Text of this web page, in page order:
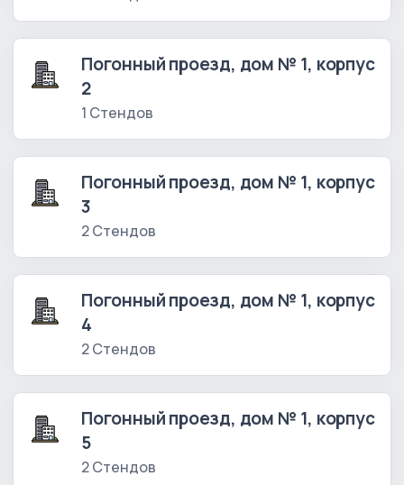
Погонный проезд, дом № 1, корпус
2
1 Стендов
Погонный проезд, дом № 1, корпус
3
2 Стендов
Погонный проезд, дом № 1, корпус
4
2 Стендов
Погонный проезд, дом № 1, корпус
5
2 Стендов